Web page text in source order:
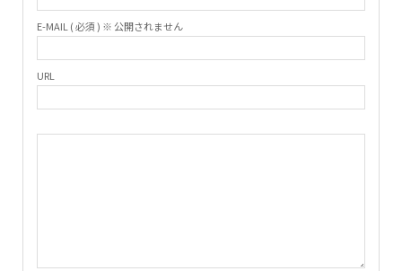
E-MAIL ( 必須 ) ※ 公開されません
URL